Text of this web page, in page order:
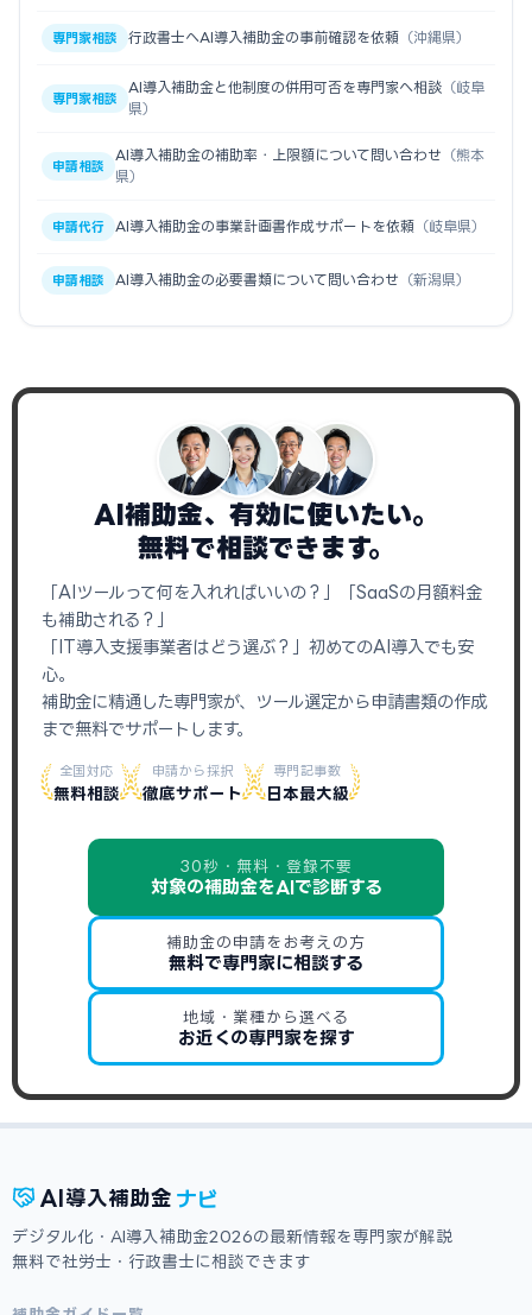
専門家相談 行政書士へAI導入補助金の事前確認を依頼 （沖縄県）
専門家相談
AI導入補助金と他制度の併用可否を専門家へ相談 （岐阜
県）
申請相談
AI導入補助金の補助率・上限額について問い合わせ （熊本
県）
申請代行 AI導入補助金の事業計画書作成サポートを依頼 （岐阜県）
申請相談 AI導入補助金の必要書類について問い合わせ （新潟県）
AI補助金、有効に使いたい。
無料で相談できます。
「AIツールって何を入れればいいの？」「SaaSの月額料金
も補助される？」
「IT導入支援事業者はどう選ぶ？」初めてのAI導入でも安
心。
補助金に精通した専門家が、ツール選定から申請書類の作成
まで無料でサポートします。
全国対応
無料相談
申請から採択
徹底サポート
専門記事数
日本最大級
30秒・無料・登録不要
対象の補助金をAIで診断する
補助金の申請をお考えの方
無料で専門家に相談する
地域・業種から選べる
お近くの専門家を探す
AI 導入補助金 ナビ
デジタル化・AI導入補助金2026の最新情報を専門家が解説
無料で社労士・行政書士に相談できます